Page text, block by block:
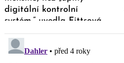
digitální kontrolní
systém,“ uvedla Fittsová